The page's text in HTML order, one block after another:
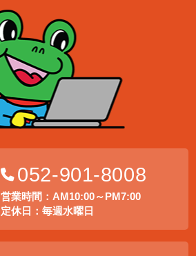
052-901-8008
営業時間：AM10:00～PM7:00
定休日：毎週水曜日